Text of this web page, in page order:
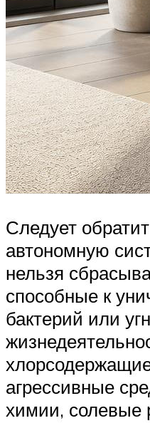
Следует
автономную
нельзя
способные к
бактерий или
агрессивные
химии, солевые